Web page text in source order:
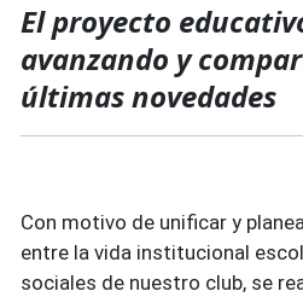
El proyecto
avanzando y
últimas novedades
Con motivo de unificar y
entre la vida institucional
sociales de nuestro club, se